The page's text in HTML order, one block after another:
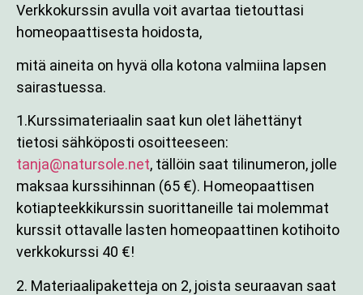
Verkkokurssin avulla voit avartaa tietouttasi
homeopaattisesta hoidosta,
mitä aineita on hyvä olla kotona valmiina lapsen
sairastuessa.
1.Kurssimateriaalin saat kun olet lähettänyt
tietosi sähköposti osoitteeseen:
tanja@natursole.net, tällöin saat tilinumeron, jolle
maksaa kurssihinnan (65 €). Homeopaattisen
kotiapteekkikurssin suorittaneille tai molemmat
kurssit ottavalle lasten homeopaattinen kotihoito
verkkokurssi 40 €!
2. Materiaalipaketteja on 2, joista seuraavan saat